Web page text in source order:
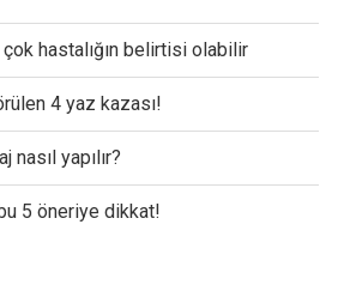
çok hastalığın belirtisi olabilir
4 yaz kazası!
nasıl yapılır?
5 öneriye dikkat!